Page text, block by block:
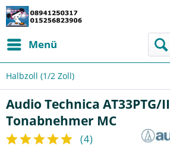
Menü
Halbzoll (1/2 Zoll)
Audio Technica AT33PTG/II
Tonabnehmer MC
(4)